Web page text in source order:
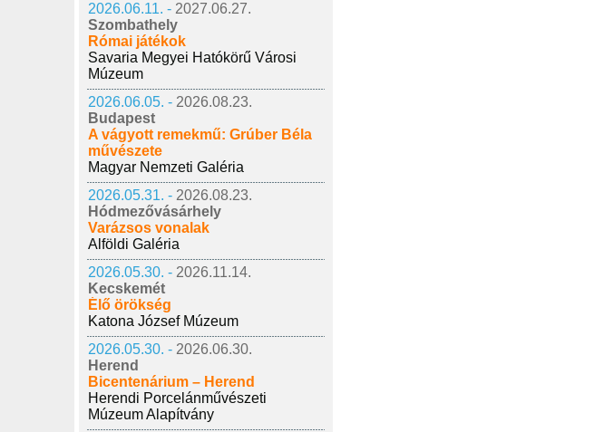
2026.06.11. - 2027.06.27.
Szombathely
Római játékok
Savaria Megyei Hatókörű Városi
Múzeum
2026.06.05. - 2026.08.23.
Budapest
A vágyott remekmű: Grúber Béla
művészete
Magyar Nemzeti Galéria
2026.05.31. - 2026.08.23.
Hódmezővásárhely
Varázsos vonalak
Alföldi Galéria
2026.05.30. - 2026.11.14.
Kecskemét
Élő örökség
Katona József Múzeum
2026.05.30. - 2026.06.30.
Herend
Bicentenárium – Herend
Herendi Porcelánművészeti
Múzeum Alapítvány